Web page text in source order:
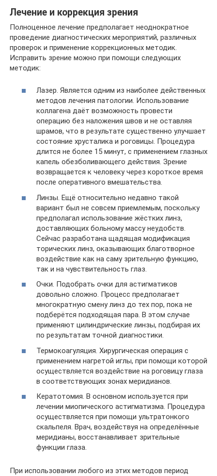
Лечение и коррекция зрения
Полноценное лечение предполагает неоднократное
проведение диагностических мероприятий, различных
проверок и применение коррекционных методик.
Исправить зрение можно при помощи следующих
методик:
Лазер. Является одним из наиболее действенных
методов лечения патологии. Использование
коллагена даёт возможность провести
операцию без наложения швов и не оставляя
шрамов, что в результате существенно улучшает
состояние хрусталика и роговицы. Процедура
длится не более 15 минут, с применением глазных
капель обезболивающего действия. Зрение
возвращается к человеку через короткое время
после оперативного вмешательства.
Линзы. Ещё относительно недавно такой
вариант был не совсем приемлемым, поскольку
предполагал использование жёстких линз,
доставляющих больному массу неудобств.
Сейчас разработана щадящая модификация
торических линз, оказывающих благотворное
воздействие как на саму зрительную функцию,
так и на чувствительность глаз.
Очки. Подобрать очки для астигматиков
довольно сложно. Процесс предполагает
многократную смену линз до тех пор, пока не
подберётся подходящая пара. В этом случае
применяют цилиндрические линзы, подбирая их
по результатам точной диагностики.
Термокоагуляция. Хирургическая операция с
применением нагретой иглы, при помощи которой
осуществляется воздействие на роговицу глаза
в соответствующих зонах меридианов.
Кератотомия. В основном используется при
лечении миопического астигматизма. Процедура
осуществляется при помощи ультратонкого
скальпеля. Врач, воздействуя на определённые
меридианы, восстанавливает зрительные
функции глаза.
При использовании любого из этих методов период